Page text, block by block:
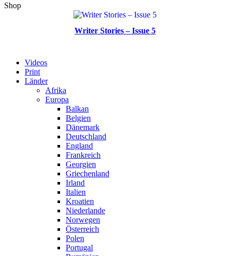
Shop
Writer Stories – Issue 5
Videos
Print
Länder
Afrika
Europa
Balkan
Belgien
Dänemark
Deutschland
England
Frankreich
Georgien
Griechenland
Irland
Italien
Kroatien
Niederlande
Norwegen
Österreich
Polen
Portugal